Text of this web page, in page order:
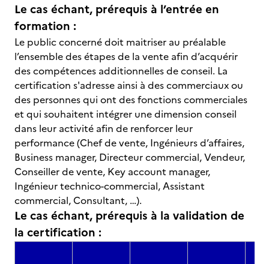
Le cas échant, prérequis à l’entrée en
formation :
Le public concerné doit maitriser au préalable
l’ensemble des étapes de la vente afin d’acquérir
des compétences additionnelles de conseil. La
certification s'adresse ainsi à des commerciaux ou
des personnes qui ont des fonctions commerciales
et qui souhaitent intégrer une dimension conseil
dans leur activité afin de renforcer leur
performance (Chef de vente, Ingénieurs d’affaires,
Business manager, Directeur commercial, Vendeur,
Conseiller de vente, Key account manager,
Ingénieur technico-commercial, Assistant
commercial, Consultant, …).
Le cas échant, prérequis à la validation de
la certification :